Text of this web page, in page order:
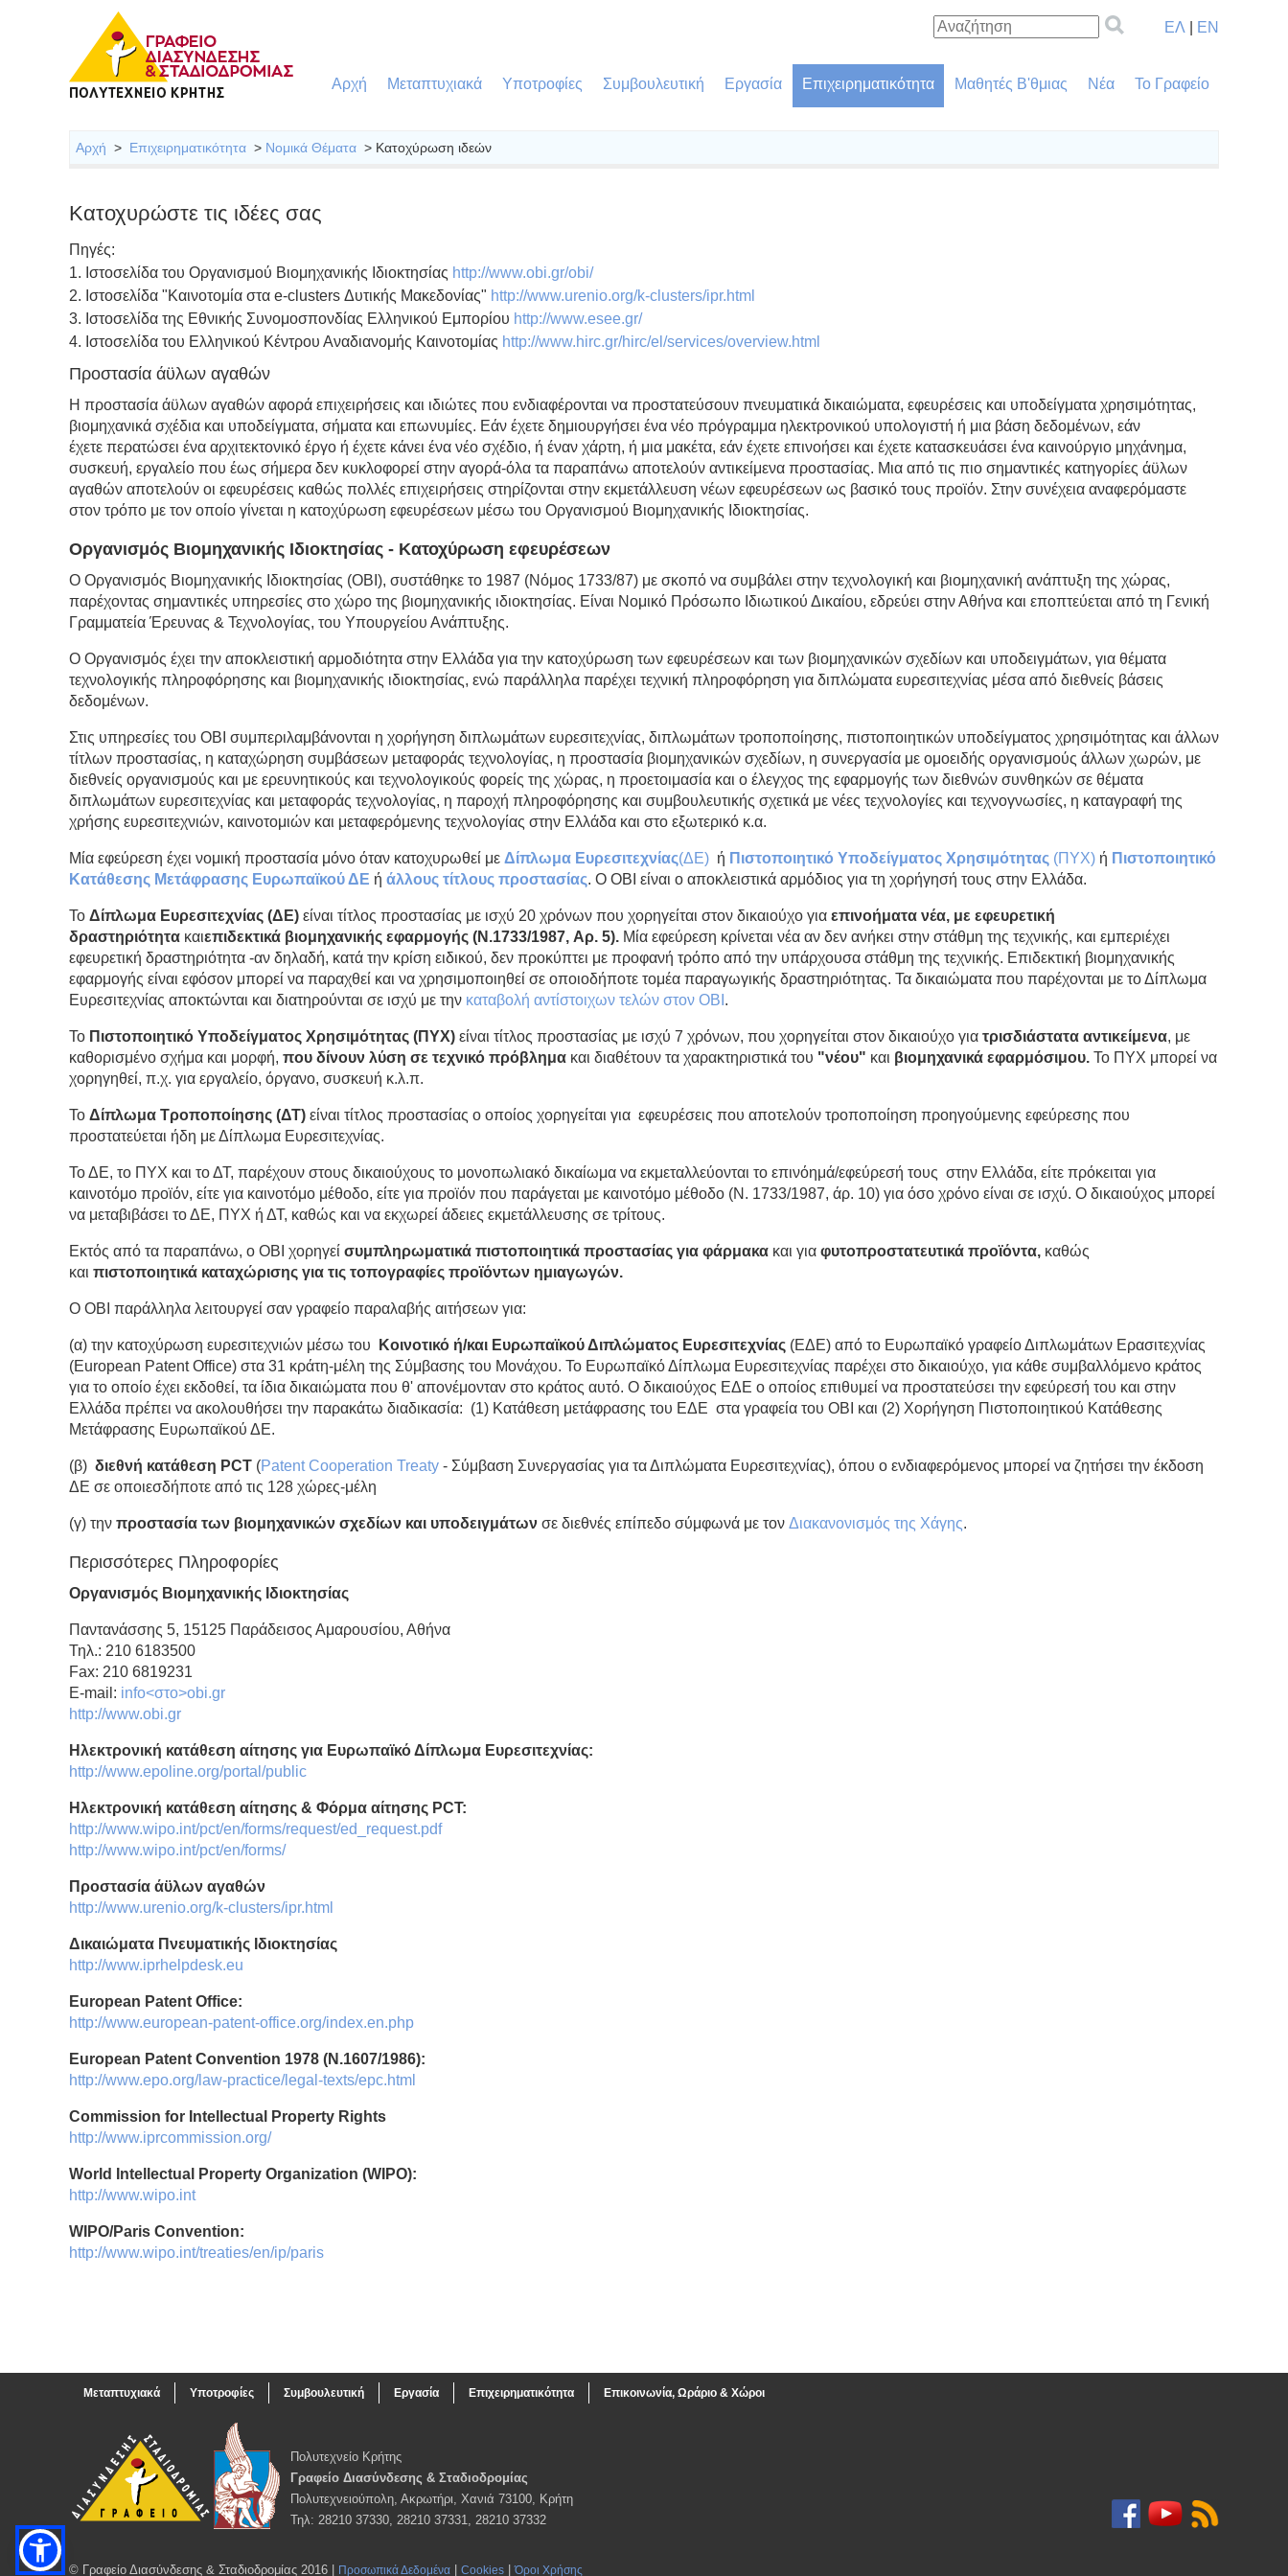
ΕΛ EN
Αρχή Μεταπτυχιακά Υποτροφίες Συμβουλευτική Εργασία Επιχειρηματικότητα Μαθητές Β'θμιας Νέα Το Γραφείο
Αρχή > Επιχειρηματικότητα > Νομικά Θέματα > Κατοχύρωση ιδεών
Κατοχυρώστε τις ιδέες σας
Πηγές:
1. Ιστοσελίδα του Οργανισμού Βιομηχανικής Ιδιοκτησίας http://www.obi.gr/obi/
2. Ιστοσελίδα "Καινοτομία στα e-clusters Δυτικής Μακεδονίας" http://www.urenio.org/k-clusters/ipr.html
3. Ιστοσελίδα της Εθνικής Συνομοσπονδίας Ελληνικού Εμπορίου http://www.esee.gr/
4. Ιστοσελίδα του Ελληνικού Κέντρου Αναδιανομής Καινοτομίας http://www.hirc.gr/hirc/el/services/overview.html
Προστασία άϋλων αγαθών
Η προστασία άϋλων αγαθών αφορά επιχειρήσεις και ιδιώτες που ενδιαφέρονται να προστατεύσουν πνευματικά δικαιώματα, εφευρέσεις και υποδείγματα χρησιμότητας,
βιομηχανικά σχέδια και υποδείγματα, σήματα και επωνυμίες. Εάν έχετε δημιουργήσει ένα νέο πρόγραμμα ηλεκτρονικού υπολογιστή ή μια βάση δεδομένων, εάν
έχετε περατώσει ένα αρχιτεκτονικό έργο ή έχετε κάνει ένα νέο σχέδιο, ή έναν χάρτη, ή μια μακέτα, εάν έχετε επινοήσει και έχετε κατασκευάσει ένα καινούργιο μηχάνημα,
συσκευή, εργαλείο που έως σήμερα δεν κυκλοφορεί στην αγορά-όλα τα παραπάνω αποτελούν αντικείμενα προστασίας. Μια από τις πιο σημαντικές κατηγορίες άϋλων
αγαθών αποτελούν οι εφευρέσεις καθώς πολλές επιχειρήσεις στηρίζονται στην εκμετάλλευση νέων εφευρέσεων ως βασικό τους προϊόν. Στην συνέχεια αναφερόμαστε
στον τρόπο με τον οποίο γίνεται η κατοχύρωση εφευρέσεων μέσω του Οργανισμού Βιομηχανικής Ιδιοκτησίας.
Οργανισμός Βιομηχανικής Ιδιοκτησίας - Κατοχύρωση εφευρέσεων
Ο Οργανισμός Βιομηχανικής Ιδιοκτησίας (ΟΒΙ), συστάθηκε το 1987 (Νόμος 1733/87) με σκοπό να συμβάλει στην τεχνολογική και βιομηχανική ανάπτυξη της χώρας,
παρέχοντας σημαντικές υπηρεσίες στο χώρο της βιομηχανικής ιδιοκτησίας. Είναι Νομικό Πρόσωπο Ιδιωτικού Δικαίου, εδρεύει στην Αθήνα και εποπτεύεται από τη Γενική
Γραμματεία Έρευνας & Τεχνολογίας, του Υπουργείου Ανάπτυξης.
Ο Οργανισμός έχει την αποκλειστική αρμοδιότητα στην Ελλάδα για την κατοχύρωση των εφευρέσεων και των βιομηχανικών σχεδίων και υποδειγμάτων, για θέματα
τεχνολογικής πληροφόρησης και βιομηχανικής ιδιοκτησίας, ενώ παράλληλα παρέχει τεχνική πληροφόρηση για διπλώματα ευρεσιτεχνίας μέσα από διεθνείς βάσεις
δεδομένων.
Στις υπηρεσίες του ΟΒΙ συμπεριλαμβάνονται η χορήγηση διπλωμάτων ευρεσιτεχνίας, διπλωμάτων τροποποίησης, πιστοποιητικών υποδείγματος χρησιμότητας και άλλων
τίτλων προστασίας, η καταχώρηση συμβάσεων μεταφοράς τεχνολογίας, η προστασία βιομηχανικών σχεδίων, η συνεργασία με ομοειδής οργανισμούς άλλων χωρών, με
διεθνείς οργανισμούς και με ερευνητικούς και τεχνολογικούς φορείς της χώρας, η προετοιμασία και ο έλεγχος της εφαρμογής των διεθνών συνθηκών σε θέματα
διπλωμάτων ευρεσιτεχνίας και μεταφοράς τεχνολογίας, η παροχή πληροφόρησης και συμβουλευτικής σχετικά με νέες τεχνολογίες και τεχνογνωσίες, η καταγραφή της
χρήσης ευρεσιτεχνιών, καινοτομιών και μεταφερόμενης τεχνολογίας στην Ελλάδα και στο εξωτερικό κ.α.
Μία εφεύρεση έχει νομική προστασία μόνο όταν κατοχυρωθεί με Δίπλωμα Ευρεσιτεχνίας(ΔΕ) ή Πιστοποιητικό Υποδείγματος Χρησιμότητας (ΠΥΧ) ή Πιστοποιητικό
Κατάθεσης Μετάφρασης Ευρωπαϊκού ΔΕ ή άλλους τίτλους προστασίας. Ο ΟΒΙ είναι ο αποκλειστικά αρμόδιος για τη χορήγησή τους στην Ελλάδα.
Το Δίπλωμα Ευρεσιτεχνίας (ΔΕ) είναι τίτλος προστασίας με ισχύ 20 χρόνων που χορηγείται στον δικαιούχο για επινοήματα νέα, με εφευρετική
δραστηριότητα καιεπιδεκτικά βιομηχανικής εφαρμογής (N .1733/1987, Αρ. 5). Μία εφεύρεση κρίνεται νέα αν δεν ανήκει στην στάθμη της τεχνικής, και εμπεριέχει
εφευρετική δραστηριότητα -αν δηλαδή, κατά την κρίση ειδικού, δεν προκύπτει με προφανή τρόπο από την υπάρχουσα στάθμη της τεχνικής. Επιδεκτική βιομηχανικής
εφαρμογής είναι εφόσον μπορεί να παραχθεί και να χρησιμοποιηθεί σε οποιοδήποτε τομέα παραγωγικής δραστηριότητας. Τα δικαιώματα που παρέχονται με το Δίπλωμα
Ευρεσιτεχνίας αποκτώνται και διατηρούνται σε ισχύ με την καταβολή αντίστοιχων τελών στον ΟΒΙ .
Το Πιστοποιητικό Υποδείγματος Χρησιμότητας (ΠΥΧ) είναι τίτλος προστασίας με ισχύ 7 χρόνων, που χορηγείται στον δικαιούχο για τρισδιάστατα αντικείμενα, με
καθορισμένο σχήμα και μορφή, που δίνουν λύση σε τεχνικό πρόβλημα και διαθέτουν τα χαρακτηριστικά του "νέου" και βιομηχανικά εφαρμόσιμου. Το ΠΥΧ μπορεί να
χορηγηθεί, π.χ. για εργαλείο, όργανο, συσκευή κ.λ.π.
Το Δίπλωμα Τροποποίησης (ΔΤ) είναι τίτλος προστασίας ο οποίος χορηγείται για εφευρέσεις που αποτελούν τροποποίηση προηγούμενης εφεύρεσης που
προστατεύεται ήδη με Δίπλωμα Ευρεσιτεχνίας.
Το ΔΕ, το ΠΥΧ και το ΔΤ, παρέχουν στους δικαιούχους το μονοπωλιακό δικαίωμα να εκμεταλλεύονται το επινόημά/εφεύρεσή τους στην Ελλάδα, είτε πρόκειται για
καινοτόμο προϊόν, είτε για καινοτόμο μέθοδο, είτε για προϊόν που παράγεται με καινοτόμο μέθοδο (N. 1733/1987, άρ. 10) για όσο χρόνο είναι σε ισχύ. Ο δικαιούχος μπορεί
να μεταβιβάσει το ΔΕ, ΠΥΧ ή ΔΤ, καθώς και να εκχωρεί άδειες εκμετάλλευσης σε τρίτους.
Εκτός από τα παραπάνω, ο ΟΒΙ χορηγεί συμπληρωματικά πιστοποιητικά προστασίας για φάρμακα και για φυτοπροστατευτικά προϊόντα, καθώς
και πιστοποιητικά καταχώρισης για τις τοπογραφίες προϊόντων ημιαγωγών.
Ο ΟΒΙ παράλληλα λειτουργεί σαν γραφείο παραλαβής αιτήσεων για:
(α) την κατοχύρωση ευρεσιτεχνιών μέσω του Κοινοτικό ή/και Ευρωπαϊκού Διπλώματος Ευρεσιτεχνίας (ΕΔΕ) από το Ευρωπαϊκό γραφείο Διπλωμάτων Ερασιτεχνίας
(European Patent Office) στα 31 κράτη-μέλη της Σύμβασης του Μονάχου. Το Ευρωπαϊκό Δίπλωμα Ευρεσιτεχνίας παρέχει στο δικαιούχο, για κάθε συμβαλλόμενο κράτος
για το οποίο έχει εκδοθεί, τα ίδια δικαιώματα που θ' απονέμονταν στο κράτος αυτό. Ο δικαιούχος ΕΔΕ ο οποίος επιθυμεί να προστατεύσει την εφεύρεσή του και στην
Ελλάδα πρέπει να ακολουθήσει την παρακάτω διαδικασία: (1) Κατάθεση μετάφρασης του ΕΔΕ στα γραφεία του ΟΒΙ και (2) Χορήγηση Πιστοποιητικού Κατάθεσης
Μετάφρασης Ευρωπαϊκού ΔΕ.
(β) διεθνή κατάθεση PCT (Patent Cooperation Treaty - Σύμβαση Συνεργασίας για τα Διπλώματα Ευρεσιτεχνίας), όπου ο ενδιαφερόμενος μπορεί να ζητήσει την έκδοση
ΔΕ σε οποιεσδήποτε από τις 128 χώρες-μέλη
(γ) την προστασία των βιομηχανικών σχεδίων και υποδειγμάτων σε διεθνές επίπεδο σύμφωνά με τον Διακανονισμός της Χάγης.
Περισσότερες Πληροφορίες
Οργανισμός Βιομηχανικής Ιδιοκτησίας
Παντανάσσης 5, 15125 Παράδεισος Αμαρουσίου, Αθήνα
Τηλ.: 210 6183500
Fax: 210 6819231
E-mail: info<στο>obi.gr
http://www.obi.gr
Ηλεκτρονική κατάθεση αίτησης για Ευρωπαϊκό Δίπλωμα Ευρεσιτεχνίας:
http://www.epoline.org/portal/public
Ηλεκτρονική κατάθεση αίτησης & Φόρμα αίτησης PCT:
http://www.wipo.int/pct/en/forms/request/ed_request.pdf
http://www.wipo.int/pct/en/forms/
Προστασία άϋλων αγαθών
http://www.urenio.org/k-clusters/ipr.html
Δικαιώματα Πνευματικής Ιδιοκτησίας
http://www.iprhelpdesk.eu
European Patent Office:
http://www.european-patent-office.org/index.en.php
European Patent Convention 1978 (N.1607/1986):
http://www.epo.org/law-practice/legal-texts/epc.html
Commission for Intellectual Property Rights
http://www.iprcommission.org/
World Intellectual Property Organization (WIPO):
http://www.wipo.int
WIPO/Paris Convention:
http://www.wipo.int/treaties/en/ip/paris
Μεταπτυχιακά Υποτροφίες Συμβουλευτική Εργασία Επιχειρηματικότητα Επικοινωνία, Ωράριο & Χώροι
Πολυτεχνείο Κρήτης
Γραφείο Διασύνδεσης & Σταδιοδρομίας
Πολυτεχνειούπολη, Ακρωτήρι, Χανιά 73100, Κρήτη
Τηλ: 28210 37330, 28210 37331, 28210 37332
© Γραφείο Διασύνδεσης & Σταδιοδρομίας 2016 | Προσωπικά Δεδομένα Cookies |Όροι Χρήσης